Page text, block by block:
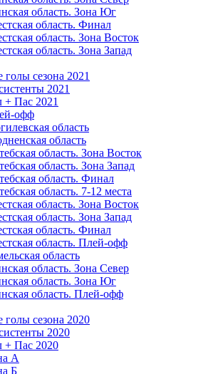
область. Зона Юг
область. Финал
область. Зона Восток
область. Зона Запад
голы сезона 2021
2021
+ Пас 2021
офф
область
область
область. Зона Восток
область. Зона Запад
область. Финал
область. 7-12 места
область. Зона Восток
область. Зона Запад
область. Финал
область. Плей-офф
область
область. Зона Север
область. Зона Юг
область. Плей-офф
голы сезона 2020
2020
+ Пас 2020
А
Б